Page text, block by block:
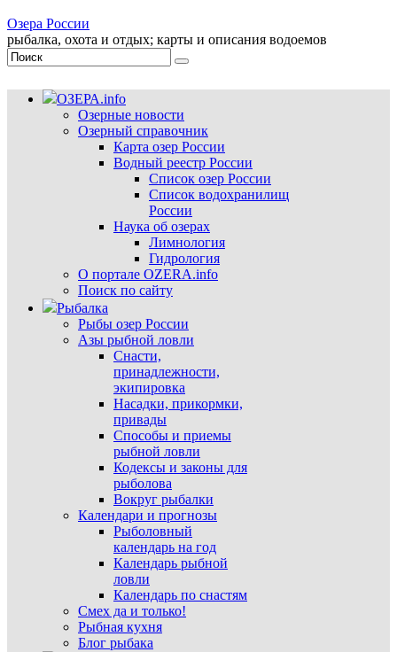
Озера России
рыбалка, охота и отдых; карты и описания водоемов
ОЗЕРА.info
Озерные новости
Озерный справочник
Карта озер России
Водный реестр России
Список озер России
Список водохранилищ
России
Наука об озерах
Лимнология
Гидрология
О портале OZERA.info
Поиск по сайту
Рыбалка
Рыбы озер России
Азы рыбной ловли
Снасти,
принадлежности,
экипировка
Насадки, прикормки,
привады
Способы и приемы
рыбной ловли
Кодексы и законы для
рыболова
Вокруг рыбалки
Календари и прогнозы
Рыболовный
календарь на год
Календарь рыбной
ловли
Календарь по снастям
Смех да и только!
Рыбная кухня
Блог рыбака